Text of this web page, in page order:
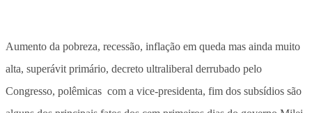
Aumento da pobreza, recessão, inflação em queda mas ainda muito
alta, superávit primário, decreto ultraliberal derrubado pelo
Congresso, polêmicas com a vice-presidenta, fim dos subsídios são